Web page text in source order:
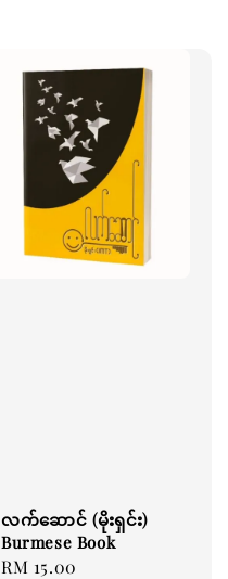
လက်ဆောင် (မိုးရှင်း)
Burmese Book
Regular
RM 15.00